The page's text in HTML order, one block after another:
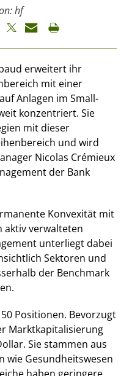
hf
erweitert ihr
mit einer
Anlagen im Small-
konzentriert. Sie
mit dieser
und wird
Nicolas Crémieux
der Bank
Konvexität mit
aktiv verwalteten
unterliegt dabei
Sektoren und
der Benchmark
Positionen. Bevorzugt
Marktkapitalisierung
Sie stammen aus
wie Gesundheitswesen